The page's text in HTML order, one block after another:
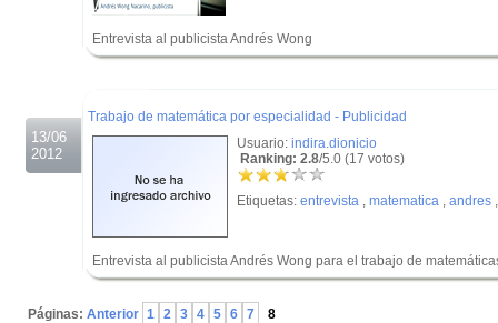
Entrevista al publicista Andrés Wong
13/06
2012
Trabajo de matemática por especialidad - Publicidad
Usuario: indira.dionicio
Ranking: 2.8/5.0 (17 votos)
Etiquetas: entrevista , matematica , andres
Entrevista al publicista Andrés Wong para el trabajo de
Páginas: Anterior 1 2 3 4 5 6 7 8